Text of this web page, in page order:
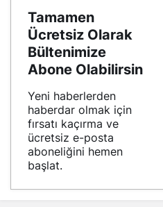
Tamamen
Ücretsiz Olarak
Bültenimize
Abone Olabilirsin
Yeni haberlerden
haberdar olmak için
fırsatı kaçırma ve
ücretsiz e-posta
aboneliğini hemen
başlat.